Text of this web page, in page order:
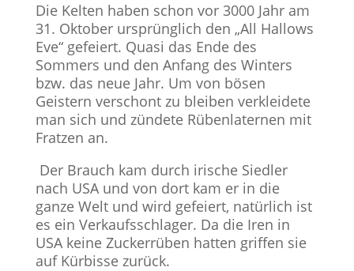
Die Kelten haben schon vor 3000 Jahr am
31. Oktober ursprünglich den „All Hallows
Eve“ gefeiert. Quasi das Ende des
Sommers und den Anfang des Winters
bzw. das neue Jahr. Um von bösen
Geistern verschont zu bleiben verkleidete
man sich und zündete Rübenlaternen mit
Fratzen an.
Der Brauch kam durch irische Siedler
nach USA und von dort kam er in die
ganze Welt und wird gefeiert, natürlich ist
es ein Verkaufsschlager. Da die Iren in
USA keine Zuckerrüben hatten griffen sie
auf Kürbisse zurück.